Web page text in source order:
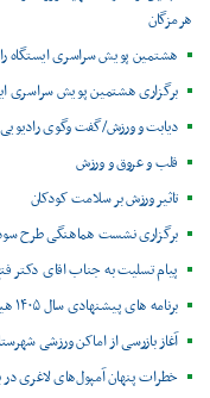
هرمزگان
هشتمین پویش سراسری ایستگاه
برگزاری هشتمین پویش سراسری
دیابت و ورزش/گفت وگوی رادیویی
قلب و عروق و ورزش
تاثیر ورزش بر سلامت کودکان
برگزاری نشست هماهنگی طرح
پیام تسلیت به جناب اقای دکتر
برنامه های پیشنهادی سال ۱۴۰۵ هیات پزشکی هرمزگان بررسی شد
آغاز بازرسی از اماکن ورزشی
خطرات پنهان آمپول‌های لاغری در